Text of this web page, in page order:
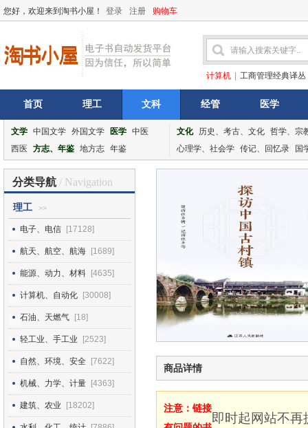
您好，欢迎来到淘书小屋！ 登录 注册 购物车
计算机 工商管理经典译丛
首页 理工 文科 经管 医学
文学 中国文学 外国文学 医学 中医
西医
方志、年鉴 地方志 年鉴
文化 历史、考古、文化 哲学、宗
心理学、社会学 传记、回忆录 国
分类导航 / Navigation
理工 >>
电子、电信 [17128]
航天、航空、航海 [1689]
能源、动力、材料 [4635]
计算机、自动化 [30008]
石油、天燃气 [18]
轻工业、手工业 [2523]
自然、环境、安全 [7622]
机械、力学、计量 [4363]
建筑、农业 [18202]
商品详情
注意：链接
即时起网站不